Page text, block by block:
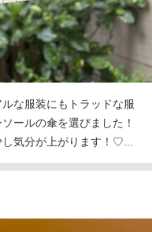
な服装にもトラッドな服
ールの傘を選びました！
し気分が上がります！♡...